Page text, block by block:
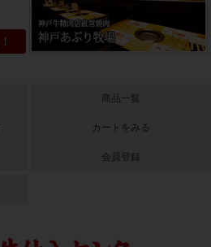
商品一覧
カートをみる
会員登録